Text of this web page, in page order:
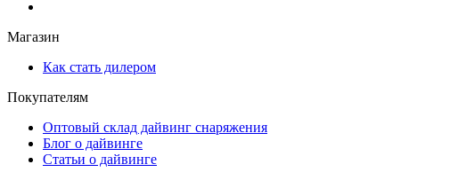
Магазин
Как стать дилером
Покупателям
Оптовый склад дайвинг снаряжения
Блог о дайвинге
Статьи о дайвинге